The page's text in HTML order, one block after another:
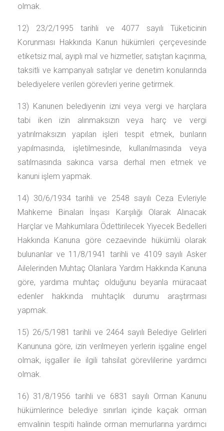
olmak.
12) 23/2/1995 tarihli ve 4077 sayılı Tüketicinin
Korunması Hakkında Kanun hükümleri çerçevesinde
etiketsiz mal, ayıplı mal ve hizmetler, satıştan kaçınma,
taksitli ve kampanyalı satışlar ve denetim konularında
belediyelere verilen görevleri yerine getirmek.
13) Kanunen belediyenin izni veya vergi ve harçlara
tabi iken izin alınmaksızın veya harç ve vergi
yatırılmaksızın yapılan işleri tespit etmek, bunların
yapılmasında, işletilmesinde, kullanılmasında veya
satılmasında sakınca varsa derhal men etmek ve
kanuni işlem yapmak.
14) 30/6/1934 tarihli ve 2548 sayılı Ceza Evleriyle
Mahkeme Binaları İnşası Karşılığı Olarak Alınacak
Harçlar ve Mahkumlara Ödettirilecek Yiyecek Bedelleri
Hakkında Kanuna göre cezaevinde hükümlü olarak
bulunanlar ve 11/8/1941 tarihli ve 4109 sayılı Asker
Ailelerinden Muhtaç Olanlara Yardım Hakkında Kanuna
göre, yardıma muhtaç olduğunu beyanla müracaat
edenler hakkında muhtaçlık durumu araştırması
yapmak.
15) 26/5/1981 tarihli ve 2464 sayılı Belediye Gelirleri
Kanununa göre, izin verilmeyen yerlerin işgaline engel
olmak, işgaller ile ilgili tahsilat görevlilerine yardımcı
olmak.
16) 31/8/1956 tarihli ve 6831 sayılı Orman Kanunu
hükümlerince belediye sınırları içinde kaçak orman
emvalinin tespiti halinde orman memurlarına yardımcı